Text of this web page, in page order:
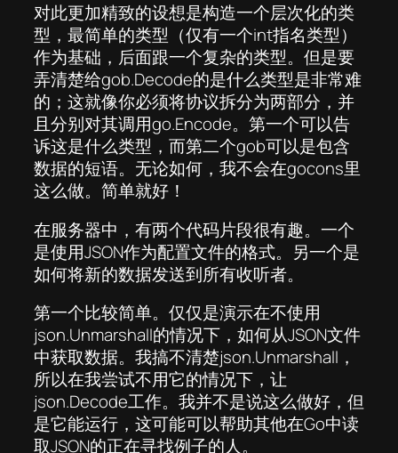
对此更加精致的设想是构造一个层次化的类
型，最简单的类型（仅有一个int指名类型）
作为基础，后面跟一个复杂的类型。但是要
弄清楚给gob.Decode的是什么类型是非常难
的；这就像你必须将协议拆分为两部分，并
且分别对其调用go.Encode。第一个可以告
诉这是什么类型，而第二个gob可以是包含
数据的短语。无论如何，我不会在gocons里
这么做。简单就好！
在服务器中，有两个代码片段很有趣。一个
是使用JSON作为配置文件的格式。另一个是
如何将新的数据发送到所有收听者。
第一个比较简单。仅仅是演示在不使用
json.Unmarshall的情况下，如何从JSON文件
中获取数据。我搞不清楚json.Unmarshall，
所以在我尝试不用它的情况下，让
json.Decode工作。我并不是说这么做好，但
是它能运行，这可能可以帮助其他在Go中读
取JSON的正在寻找例子的人。